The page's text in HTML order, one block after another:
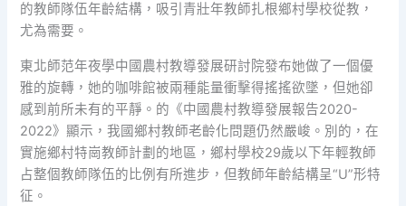
的教師隊伍年齡結構，吸引青壯年教師扎根鄉村學校從教，
尤為需要。
東北師范年夜學中國農村教導發展研討院發布她做了一個優
雅的旋轉，她的咖啡館被兩種能量衝擊得搖搖欲墜，但她卻
感到前所未有的平靜。的《中國農村教導發展報告2020-
2022》顯示，我國鄉村教師老齡化問題仍然嚴峻。別的，在
實施鄉村特崗教師計劃的地區，鄉村學校29歲以下年輕教師
占整個教師隊伍的比例有所進步，但教師年齡結構呈“U”形特
征。